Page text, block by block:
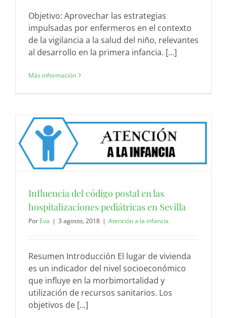
Objetivo: Aprovechar las estrategias
impulsadas por enfermeros en el contexto
de la vigilancia a la salud del niño, relevantes
al desarrollo en la primera infancia. [...]
Más información
Influencia del código postal en las
hospitalizaciones pediátricas en Sevilla
Por Eva | 3 agosto, 2018 | Atención a la infancia
Resumen Introducción El lugar de vivienda
es un indicador del nivel socioeconómico
que influye en la morbimortalidad y
utilización de recursos sanitarios. Los
objetivos de [...]